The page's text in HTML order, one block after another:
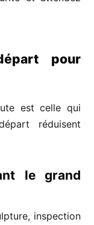
pour
est celle qui
réduisent
le grand
inspection